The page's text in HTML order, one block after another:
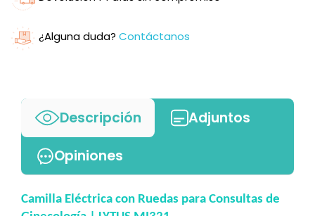
¿Alguna duda? Contáctanos
Descripción
Adjuntos
Opiniones
Camilla Eléctrica con Ruedas para Consultas de